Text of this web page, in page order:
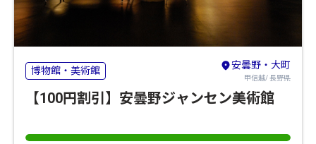
博物館・美術館 安曇野・大町
甲信越/ 長野県
【100円割引】安曇野ジャンセン美術館